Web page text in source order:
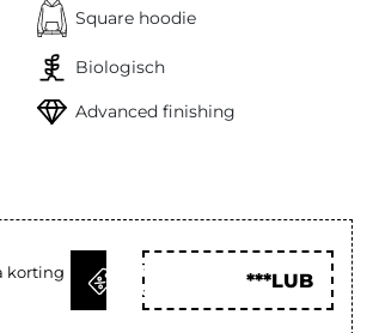
Square hoodie
Biologisch
Advanced finishing
korting
KRIJG
CODE
***LUB